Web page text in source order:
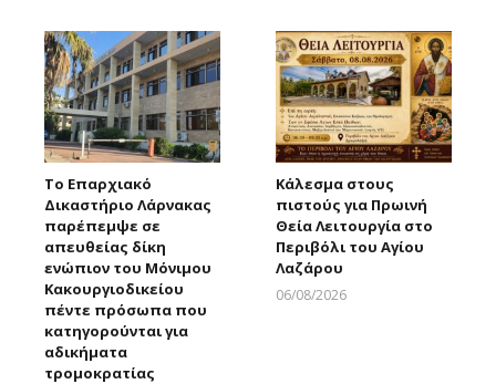
Το Επαρχιακό
Δικαστήριο Λάρνακας
παρέπεμψε σε
απευθείας δίκη
ενώπιον του Μόνιμου
Κακουργιοδικείου
πέντε πρόσωπα που
κατηγορούνται για
αδικήματα
τρομοκρατίας
Κάλεσμα στους
πιστούς για Πρωινή
Θεία Λειτουργία στο
Περιβόλι του Αγίου
Λαζάρου
06/08/2026